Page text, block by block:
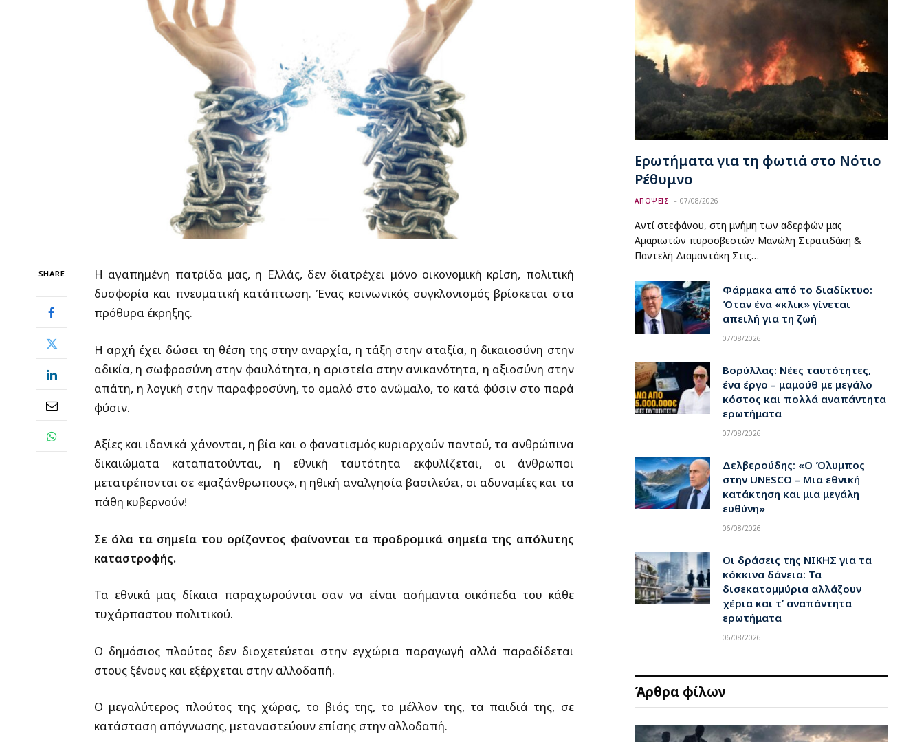
SHARE
Η αγαπημένη πατρίδα μας, η Ελλάς, δεν διατρέχει μόνο οικονομική κρίση, πολιτική
δυσφορία και πνευματική κατάπτωση. Ένας κοινωνικός συγκλονισμός βρίσκεται στα
πρόθυρα έκρηξης.
Η αρχή έχει δώσει τη θέση της στην αναρχία, η τάξη στην αταξία, η δικαιοσύνη στην
αδικία, η σωφροσύνη στην φαυλότητα, η αριστεία στην ανικανότητα, η αξιοσύνη στην
απάτη, η λογική στην παραφροσύνη, το ομαλό στο ανώμαλο, το κατά φύσιν στο παρά
φύσιν.
Αξίες και ιδανικά χάνονται, η βία και ο φανατισμός κυριαρχούν παντού, τα ανθρώπινα
δικαιώματα καταπατούνται, η εθνική ταυτότητα εκφυλίζεται, οι άνθρωποι
μετατρέπονται σε «μαζάνθρωπους», η ηθική αναλγησία βασιλεύει, οι αδυναμίες και τα
πάθη κυβερνούν!
Σε όλα τα σημεία του ορίζοντος φαίνονται τα προδρομικά σημεία της απόλυτης
καταστροφής.
Τα εθνικά μας δίκαια παραχωρούνται σαν να είναι ασήμαντα οικόπεδα του κάθε
τυχάρπαστου πολιτικού.
Ο δημόσιος πλούτος δεν διοχετεύεται στην εγχώρια παραγωγή αλλά παραδίδεται
στους ξένους και εξέρχεται στην αλλοδαπή.
Ο μεγαλύτερος πλούτος της χώρας, το βιός της, το μέλλον της, τα παιδιά της, σε
κατάσταση απόγνωσης, μεταναστεύουν επίσης στην αλλοδαπή.
Ερωτήματα για τη φωτιά στο Νότιο
Ρέθυμνο
ΑΠΟΨΕΙΣ 07/08/2026
Αντί στεφάνου, στη μνήμη των αδερφών μας
Αμαριωτών πυροσβεστών Μανώλη Στρατιδάκη &
Παντελή Διαμαντάκη Στις…
Φάρμακα από το διαδίκτυο:
Όταν ένα «κλικ» γίνεται
απειλή για τη ζωή
07/08/2026
Βορύλλας: Νέες ταυτότητες,
ένα έργο – μαμούθ με μεγάλο
κόστος και πολλά αναπάντητα
ερωτήματα
07/08/2026
Δελβερούδης: «Ο Όλυμπος
στην UNESCO – Μια εθνική
κατάκτηση και μια μεγάλη
ευθύνη»
06/08/2026
Οι δράσεις της ΝΙΚΗΣ για τα
κόκκινα δάνεια: Τα
δισεκατομμύρια αλλάζουν
χέρια και τ’ αναπάντητα
ερωτήματα
06/08/2026
Άρθρα φίλων